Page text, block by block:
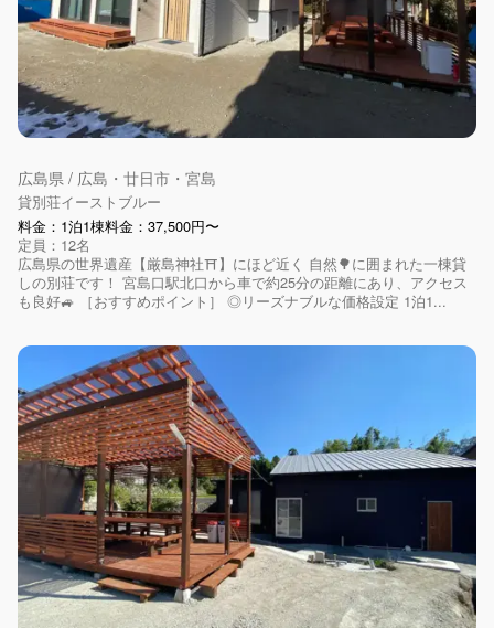
広島県 / 広島・廿日市・宮島
貸別荘イーストブルー
料金：1泊1棟料金：37,500円〜
定員：12名
広島県の世界遺産【厳島神社⛩】にほど近く 自然🌳に囲まれた一棟貸
しの別荘です！ 宮島口駅北口から車で約25分の距離にあり、アクセス
も良好🚙 ［おすすめポイント］ ◎リーズナブルな価格設定 1泊1...